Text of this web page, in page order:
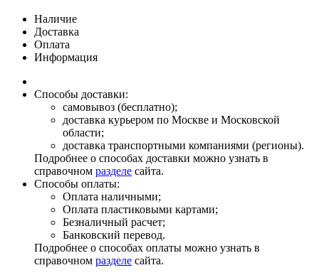
Наличие
Доставка
Оплата
Информация
Способы доставки:
самовывоз (бесплатно);
доставка курьером по Москве и Московской
области;
доставка транспортными компаниями (регионы).
Подробнее о способах доставки можно узнать в
справочном разделе сайта.
Способы оплаты:
Оплата наличными;
Оплата пластиковыми картами;
Безналичный расчет;
Банковский перевод.
Подробнее о способах оплаты можно узнать в
справочном разделе сайта.